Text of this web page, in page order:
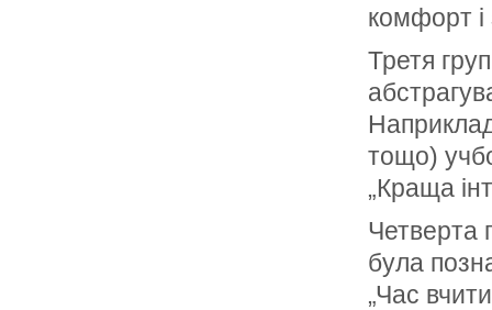
комфорт і
Третя
тощо)
„Краща
Четверта
була
„Час